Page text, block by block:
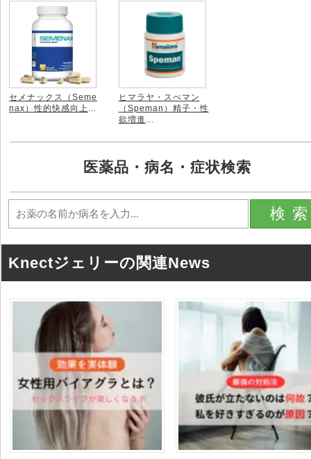
セメナックス（Seme
nax）性的快感向上
ヒマラヤ・スぺマン
（Speman）精子・性
欲増進
医薬品・病名・症状検索
検
Knectジェリーの関連News